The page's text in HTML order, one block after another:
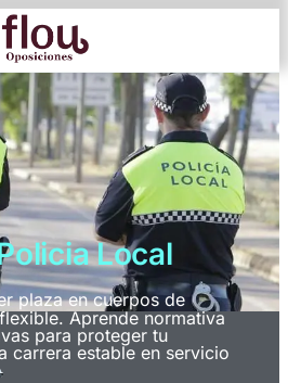
Local
plaza en cuerpos de
Aprende normativa
para proteger tu
carrera estable en servicio